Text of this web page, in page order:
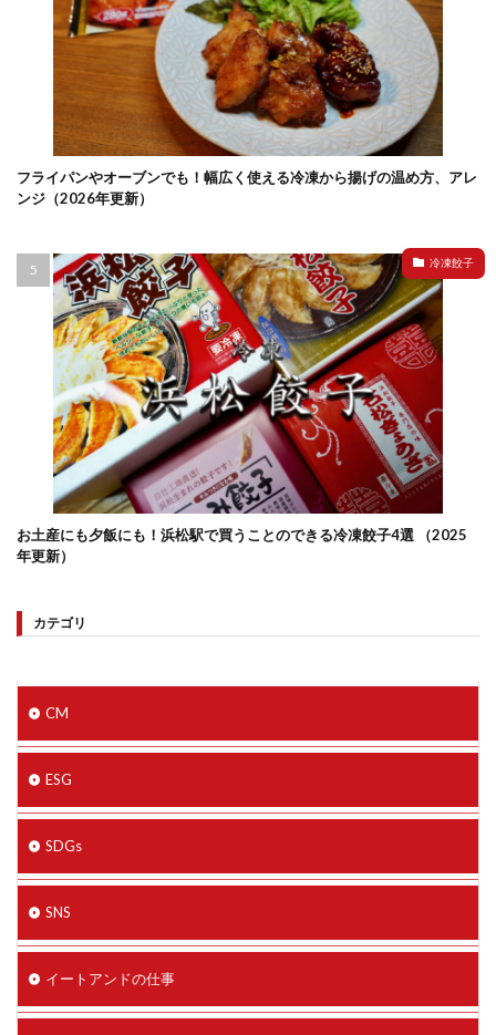
フライパンやオーブンでも！幅広く使える冷凍から揚げの温め方、アレ
ンジ（2026年更新）
冷凍餃子
お土産にも夕飯にも！浜松駅で買うことのできる冷凍餃子4選 （2025
年更新）
カテゴリ
CM
ESG
SDGs
SNS
イートアンドの仕事